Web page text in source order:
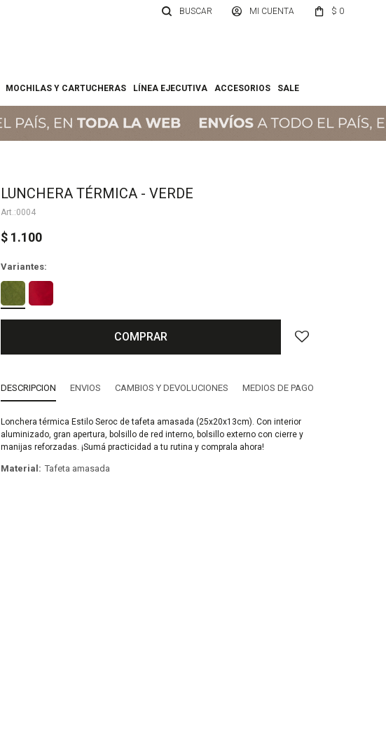
MOCHILAS Y CARTUCHERAS LÍNEA EJECUTIVA ACCESORIOS SALE
$ 0
LUNCHERA TÉRMICA - VERDE
0004
$ 1.100
Variantes:
COMPRAR
DESCRIPCION ENVIOS CAMBIOS Y DEVOLUCIONES MEDIOS DE PAGO
Lonchera térmica Estilo Seroc de tafeta amasada (25x20x13cm). Con interior
aluminizado, gran apertura, bolsillo de red interno, bolsillo externo con cierre y
manijas reforzadas. ¡Sumá practicidad a tu rutina y comprala ahora!
Material Tafeta amasada